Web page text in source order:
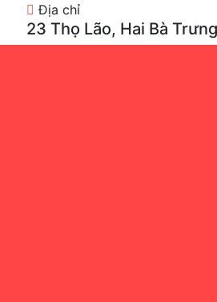
Địa chỉ
23 Thọ Lão, Hai Bà